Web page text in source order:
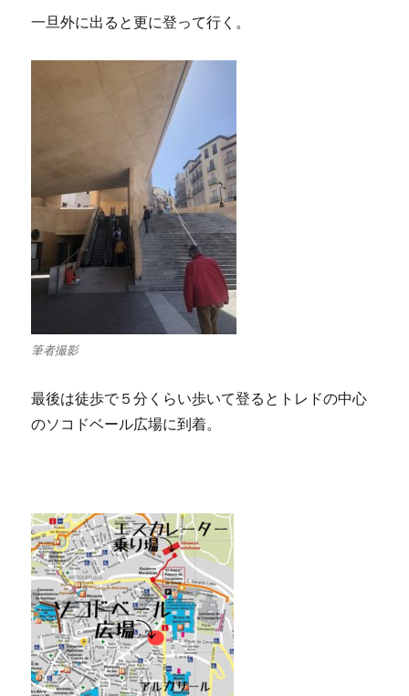
一旦外に出ると更に登って行く。
筆者撮影
最後は徒歩で５分くらい歩いて登るとトレドの中心
のソコドベール広場に到着。